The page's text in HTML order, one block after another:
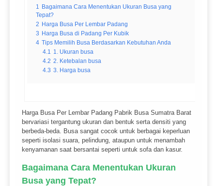
1 Bagaimana Cara Menentukan Ukuran Busa yang
Tepat?
2 Harga Busa Per Lembar Padang
3 Harga Busa di Padang Per Kubik
4 Tips Memilih Busa Berdasarkan Kebutuhan Anda
4.1 1. Ukuran busa
4.2 2. Ketebalan busa
4.3 3. Harga busa
Harga Busa Per Lembar Padang Pabrik Busa Sumatra Barat
bervariasi tergantung ukuran dan bentuk serta densiti yang
berbeda-beda. Busa sangat cocok untuk berbagai keperluan
seperti isolasi suara, pelindung, ataupun untuk menambah
kenyamanan saat bersantai seperti untuk sofa dan kasur.
Bagaimana Cara Menentukan Ukuran
Busa yang Tepat?